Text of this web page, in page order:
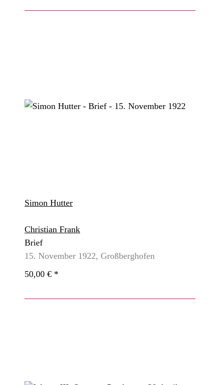
Simon Hutter
Christian Frank
Brief
15. November 1922, Großberghofen
50,00 € *